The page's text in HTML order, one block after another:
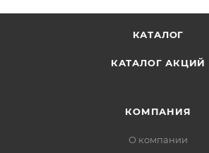
КАТАЛОГ
КАТАЛОГ АКЦИЙ
КОМПАНИЯ
О компании